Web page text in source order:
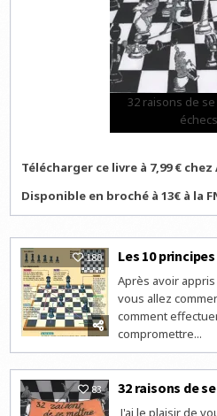
32 raisons de
échecs
Télécharger ce livre à 7,99 € chez
Disponible en broché à 13€ à la
180 Les 10
Après avoir
vous allez
comment
compromettre...
83 32 raisons de